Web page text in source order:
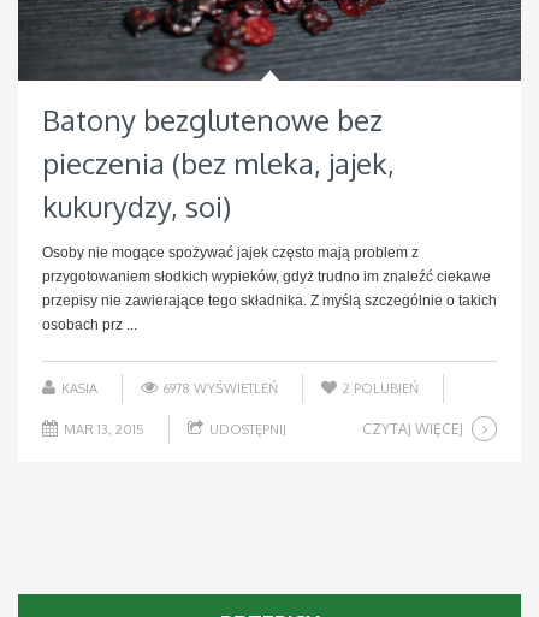
Batony bezglutenowe bez
pieczenia (bez mleka, jajek,
kukurydzy, soi)
Osoby nie mogące spożywać jajek często mają problem z
przygotowaniem słodkich wypieków, gdyż trudno im znaleźć ciekawe
przepisy nie zawierające tego składnika. Z myślą szczególnie o takich
osobach prz ...
KASIA 6978 WYŚWIETLEŃ 2 POLUBIEŃ
MAR 13, 2015 UDOSTĘPNIJ CZYTAJ WIĘCEJ